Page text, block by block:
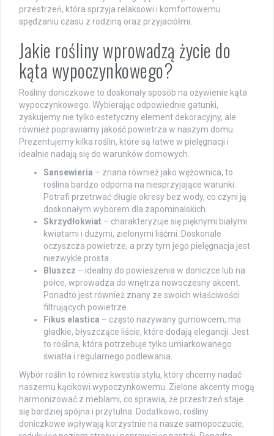
przestrzeń, która sprzyja relaksowi i komfortowemu
spędzaniu czasu z rodziną oraz przyjaciółmi.
Jakie rośliny wprowadzą życie do
kąta wypoczynkowego?
Rośliny doniczkowe to doskonały sposób na ożywienie kąta
wypoczynkowego. Wybierając odpowiednie gatunki,
zyskujemy nie tylko estetyczny element dekoracyjny, ale
również poprawiamy jakość powietrza w naszym domu.
Prezentujemy kilka roślin, które są łatwe w pielęgnacji i
idealnie nadają się do warunków domowych.
Sansewieria – znana również jako wężownica, to
roślina bardzo odporna na niesprzyjające warunki.
Potrafi przetrwać długie okresy bez wody, co czyni ją
doskonałym wyborem dla zapominalskich.
Skrzydłokwiat – charakteryzuje się pięknymi białymi
kwiatami i dużymi, zielonymi liśćmi. Doskonale
oczyszcza powietrze, a przy tym jego pielęgnacja jest
niezwykle prosta.
Bluszcz – idealny do powieszenia w doniczce lub na
półce, wprowadza do wnętrza nowoczesny akcent.
Ponadto jest również znany ze swoich właściwości
filtrujących powietrze.
Fikus elastica – często nazywany gumowcem, ma
gładkie, błyszczące liście, które dodają elegancji. Jest
to roślina, która potrzebuje tylko umiarkowanego
światła i regularnego podlewania.
Wybór roślin to również kwestia stylu, który chcemy nadać
naszemu kącikowi wypoczynkowemu. Zielone akcenty mogą
harmonizować z meblami, co sprawia, że przestrzeń staje
się bardziej spójna i przytulna. Dodatkowo, rośliny
doniczkowe wpływają korzystnie na nasze samopoczucie,